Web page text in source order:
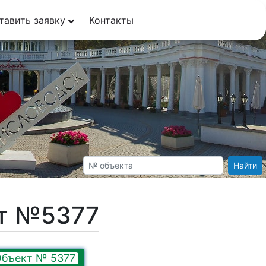
заявку Контакты
Найти
№5377
№ 5377